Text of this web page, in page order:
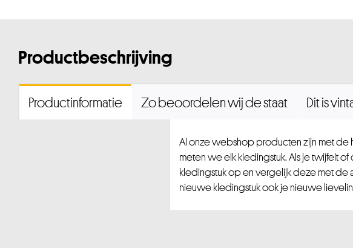
Productbeschrijving
Productinformatie Zo beoordelen wij de staat Dit is
Al onze webshop producten zijn met
meten we elk kledingstuk. Als je twijfelt
kledingstuk op en vergelijk deze met
nieuwe kledingstuk ook je nieuwe